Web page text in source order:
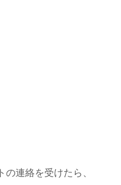
連絡を受けたら、